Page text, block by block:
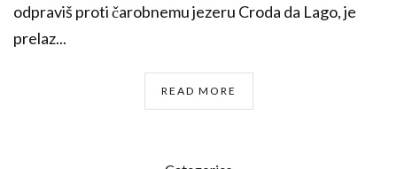
odpraviš proti čarobnemu jezeru Croda da Lago, je
prelaz...
READ MORE